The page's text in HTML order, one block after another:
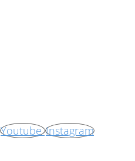
Youtube Instagram